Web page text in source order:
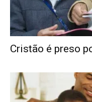
Cristão é preso